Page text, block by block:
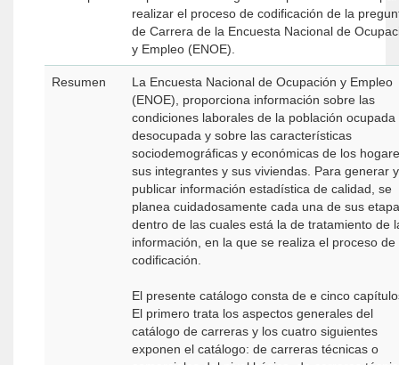
realizar el proceso de codificación de la
de Carrera de la Encuesta Nacional de
y Empleo (ENOE).
Resumen
La Encuesta Nacional de Ocupación y Empleo
(ENOE), proporciona información sobre las
condiciones laborales de la población ocupada
desocupada y sobre las características
sociodemográficas y económicas de los
sus integrantes y sus viviendas. Para generar y
publicar información estadística de calidad, se
planea cuidadosamente cada una de sus
dentro de las cuales está la de tratamiento de
información, en la que se realiza el proceso de
codificación.
El presente catálogo consta de e cinco
El primero trata los aspectos generales del
catálogo de carreras y los cuatro siguientes
exponen el catálogo: de carreras técnicas o